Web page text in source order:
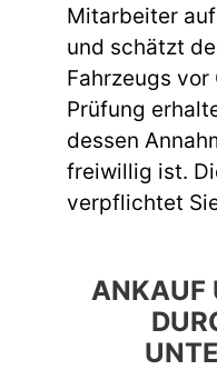
Mitarbeiter
und schätzt
Fahrzeugs
Prüfung
dessen
freiwillig ist.
verpflichtet
ANKAUF